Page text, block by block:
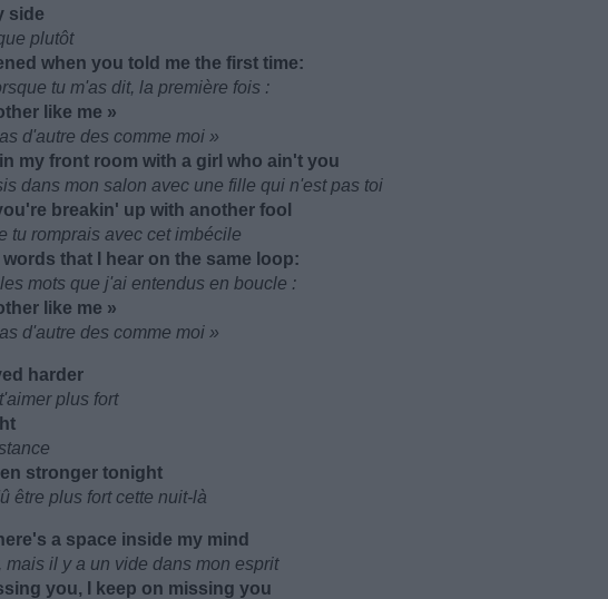
side
plutôt
when you told me the first time:
tu m'as dit, la première fois :
like me »
d'autre des comme moi »
my front room with a girl who ain't you
dans mon salon avec une fille qui n'est pas toi
breakin' up with another fool
tu romprais avec cet imbécile
that I hear on the same loop:
mots que j'ai entendus en boucle :
like me »
d'autre des comme moi »
harder
plus fort
stronger tonight
être plus fort cette nuit-là
a space inside my mind
mais il y a un vide dans mon esprit
you, I keep on missing you